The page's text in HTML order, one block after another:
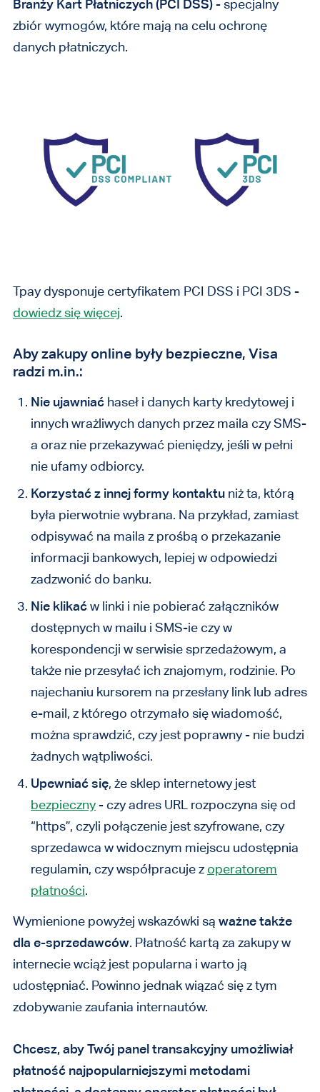
Branży Kart Płatniczych (PCI DSS)- specjalny
zbiór wymogów, które mają na celu ochronę
danych płatniczych.
Tpay dysponuje certyfikatem PCI DSS i PCI 3DS -
dowiedz się więcej.
Aby zakupy online były bezpieczne, Visa
radzi m.in.:
Nie ujawniać haseł i danych karty kredytowej i
innych wrażliwych danych przez maila czy SMS-
a oraz nie przekazywać pieniędzy, jeśli w pełni
nie ufamy odbiorcy.
Korzystać z innej formy kontaktu niż ta, którą
była pierwotnie wybrana. Na przykład, zamiast
odpisywać na maila z prośbą o przekazanie
informacji bankowych, lepiej w odpowiedzi
zadzwonić do banku.
Nie klikaćw linki i nie pobierać załączników
dostępnych w mailu i SMS-ie czy w
korespondencji w serwisie sprzedażowym, a
także nie przesyłać ich znajomym, rodzinie. Po
najechaniu kursorem na przesłany link lub adres
e-mail, z którego otrzymało się wiadomość,
można sprawdzić, czy jest poprawny - nie budzi
żadnych wątpliwości.
Upewniać się, że sklep internetowy jest
bezpieczny- czy adres URL rozpoczyna się od
“https”, czyli połączenie jest szyfrowane, czy
sprzedawca w widocznym miejscu udostępnia
regulamin, czy współpracuje z operatorem
płatności.
Wymienione powyżej wskazówki są ważne także
dla e-sprzedawców. Płatność kartą za zakupy w
internecie wciąż jest popularna i warto ją
udostępniać. Powinno jednak wiązać się z tym
zdobywanie zaufania internautów.
Chcesz, aby Twój panel transakcyjny umożliwiał
płatność najpopularniejszymi metodami